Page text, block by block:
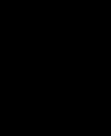
mediáticos» para
del Juzgado
no nos habrán
de calificar dicha
criterio conforme
las normas